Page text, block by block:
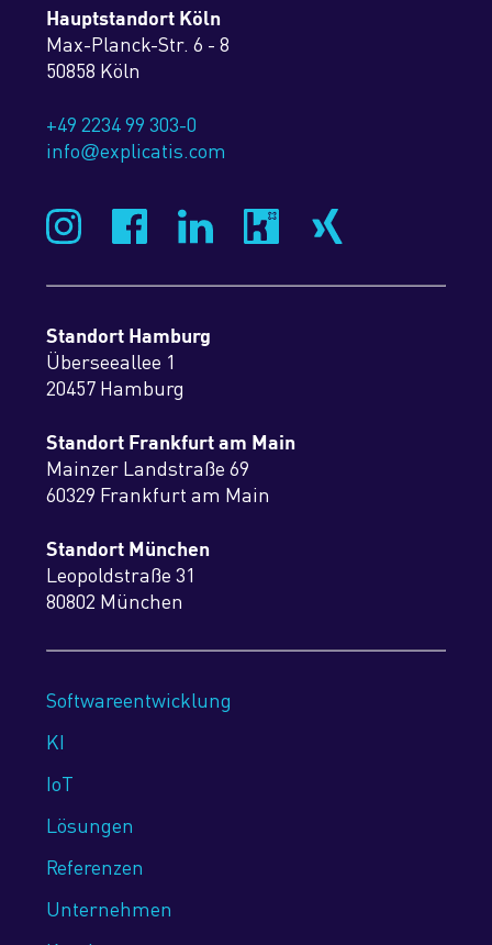
Hauptstandort Köln
Max-Planck-Str. 6 - 8
50858 Köln
+49 2234 99 303-0
info@explicatis.com
Standort Hamburg
Überseeallee 1
20457 Hamburg
Standort Frankfurt am Main
Mainzer Landstraße 69
60329 Frankfurt am Main
Standort München
Leopoldstraße 31
80802 München
Softwareentwicklung
KI
IoT
Lösungen
Referenzen
Unternehmen